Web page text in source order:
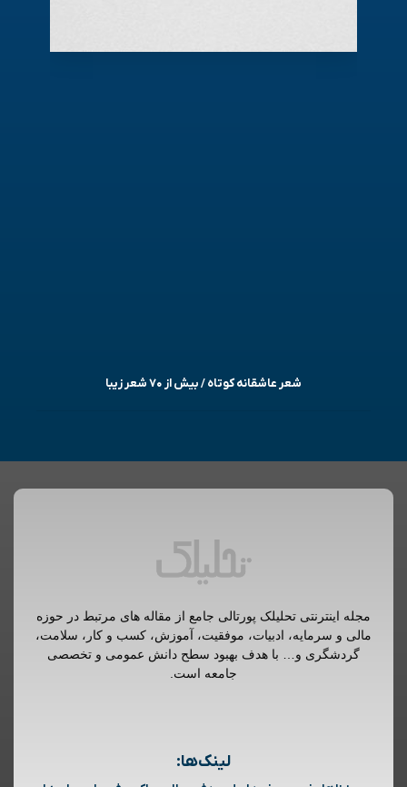
شعر عاشقانه کوتاه / بیش از ۷۰ شعر زیبا
مجله اینترنتی تحلیلک پورتالی جامع از مقاله های مرتبط در حوزه
مالی و سرمایه، ادبیات، موفقیت، آموزش، کسب و کار، سلامت،
گردشگری و… با هدف بهبود سطح دانش عمومی و تخصصی
جامعه است.
لینک‌ها: